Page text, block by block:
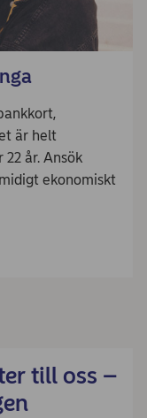
är helt
år. Ansök
ekonomiskt
till oss –